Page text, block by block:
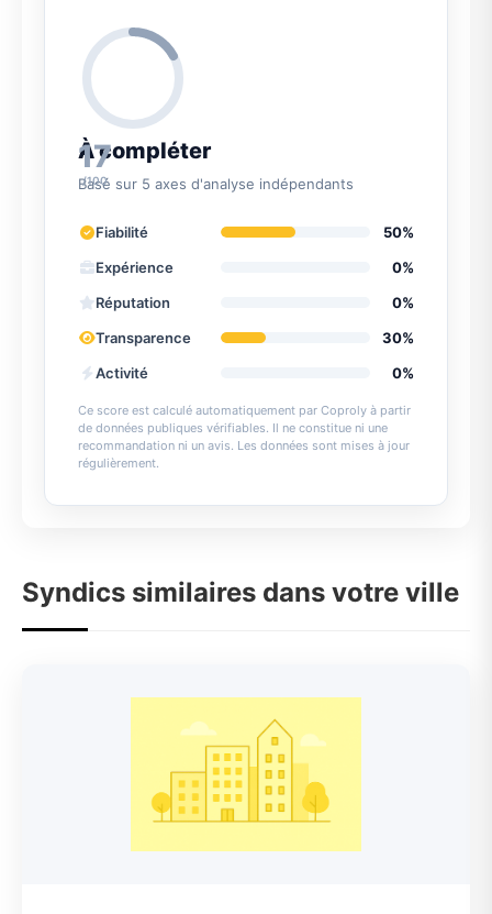
17
/100
À compléter
Basé sur 5 axes d'analyse indépendants
Fiabilité
50%
Expérience
0%
Réputation
0%
Transparence
30%
Activité
0%
Ce score est calculé automatiquement par Coproly à partir
de données publiques vérifiables. Il ne constitue ni une
recommandation ni un avis. Les données sont mises à jour
régulièrement.
Syndics similaires dans votre ville